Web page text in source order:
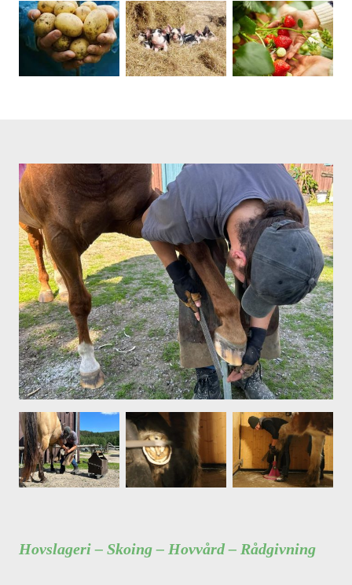
Hovslageri – Skoing – Hovvård – Rådgivning